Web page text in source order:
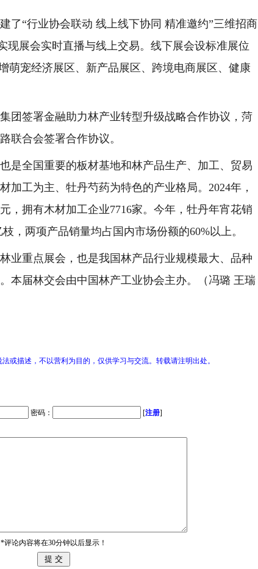
了“行业协会联动 线上线下协同 精准邀约”三维招商
现展会实时直播与线上交易。线下展会设标准展位
萌宠经济展区、新产品展区、跨境电商展区、健康
团签署金融助力林产业转型升级战略合作协议，菏
联合会签署合作协议。
是全国重要的板材基地和林产品生产、加工、贸易
加工为主、牡丹芍药为特色的产业格局。2024年，
，拥有木材加工企业7716家。今年，牡丹年宵花销
，两项产品销量均占国内市场份额的60%以上。
业重点展会，也是我国林产品行业规模最大、品种
本届林交会由中国林产工业协会主办。（冯璐 王瑞
法或描述，不以营利为目的，仅供学习与交流。转载请注明出处。
密码： [注册]
*评论内容将在30分钟以后显示！